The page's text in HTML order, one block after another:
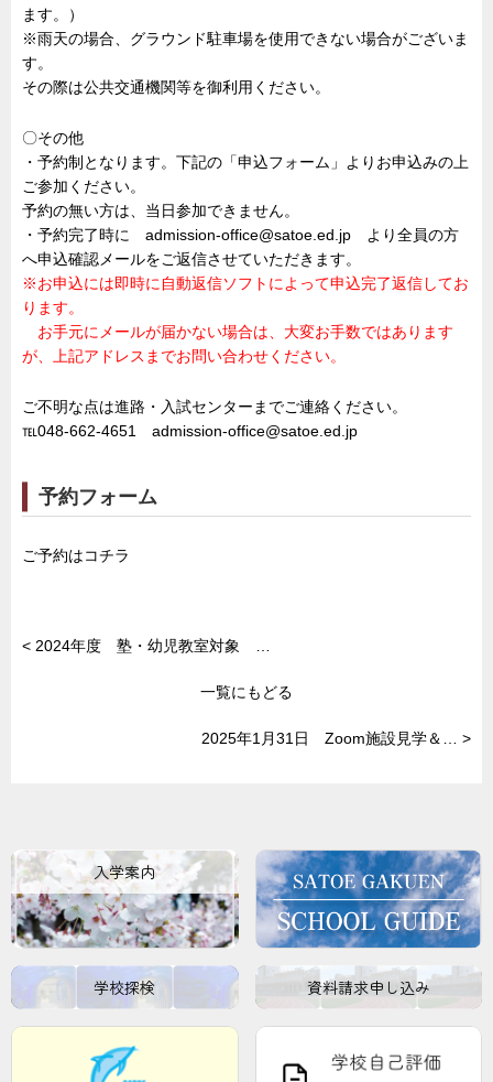
ます。）
※雨天の場合、グラウンド駐車場を使用できない場合がございま
す。
その際は公共交通機関等を御利用ください。
〇その他
・予約制となります。下記の「申込フォーム」よりお申込みの上
ご参加ください。
予約の無い方は、当日参加できません。
・予約完了時に admission-office@satoe.ed.jp より全員の方
へ申込確認メールをご返信させていただきます。
※お申込には即時に自動返信ソフトによって申込完了返信してお
ります。
お手元にメールが届かない場合は、大変お手数ではあります
が、上記アドレスまでお問い合わせください。
ご不明な点は進路・入試センターまでご連絡ください。
℡048-662-4651 admission-office@satoe.ed.jp
予約フォーム
ご予約はコチラ
< 2024年度 塾・幼児教室対象 …
一覧にもどる
2025年1月31日 Zoom施設見学＆… >
入学案内
学校探検 資料請求申し込み